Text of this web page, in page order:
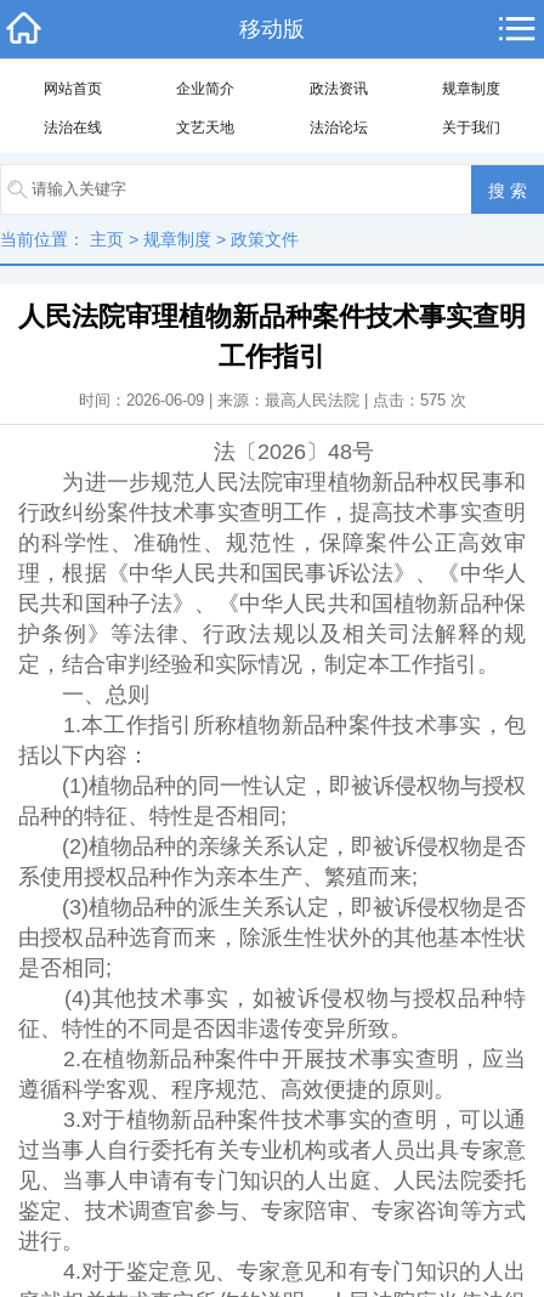
移动版
网站首页 企业简介 政法资讯 规章制度
法治在线 文艺天地 法治论坛 关于我们
当前位置： 主页 > 规章制度 > 政策文件
人民法院审理植物新品种案件技术事实查明
工作指引
时间：2026-06-09 | 来源：最高人民法院 | 点击： 575 次
法〔2026〕48号
为进一步规范人民法院审理植物新品种权民事和
行政纠纷案件技术事实查明工作，提高技术事实查明
的科学性、准确性、规范性，保障案件公正高效审
理，根据《中华人民共和国民事诉讼法》、《中华人
民共和国种子法》、《中华人民共和国植物新品种保
护条例》等法律、行政法规以及相关司法解释的规
定，结合审判经验和实际情况，制定本工作指引。
一、总则
1.本工作指引所称植物新品种案件技术事实，包
括以下内容：
(1)植物品种的同一性认定，即被诉侵权物与授权
品种的特征、特性是否相同;
(2)植物品种的亲缘关系认定，即被诉侵权物是否
系使用授权品种作为亲本生产、繁殖而来;
(3)植物品种的派生关系认定，即被诉侵权物是否
由授权品种选育而来，除派生性状外的其他基本性状
是否相同;
(4)其他技术事实，如被诉侵权物与授权品种特
征、特性的不同是否因非遗传变异所致。
2.在植物新品种案件中开展技术事实查明，应当
遵循科学客观、程序规范、高效便捷的原则。
3.对于植物新品种案件技术事实的查明，可以通
过当事人自行委托有关专业机构或者人员出具专家意
见、当事人申请有专门知识的人出庭、人民法院委托
鉴定、技术调查官参与、专家陪审、专家咨询等方式
进行。
4.对于鉴定意见、专家意见和有专门知识的人出